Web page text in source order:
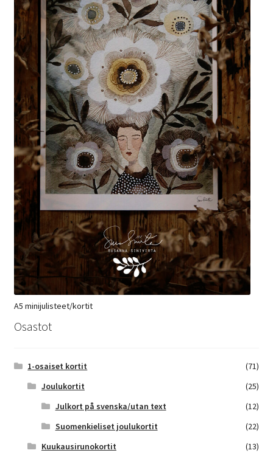
A5 minijulisteet/kortit
Osastot
1-osaiset kortit
(71)
Joulukortit
(25)
Julkort på svenska/utan text
(12)
Suomenkieliset joulukortit
(22)
Kuukausirunokortit
(13)